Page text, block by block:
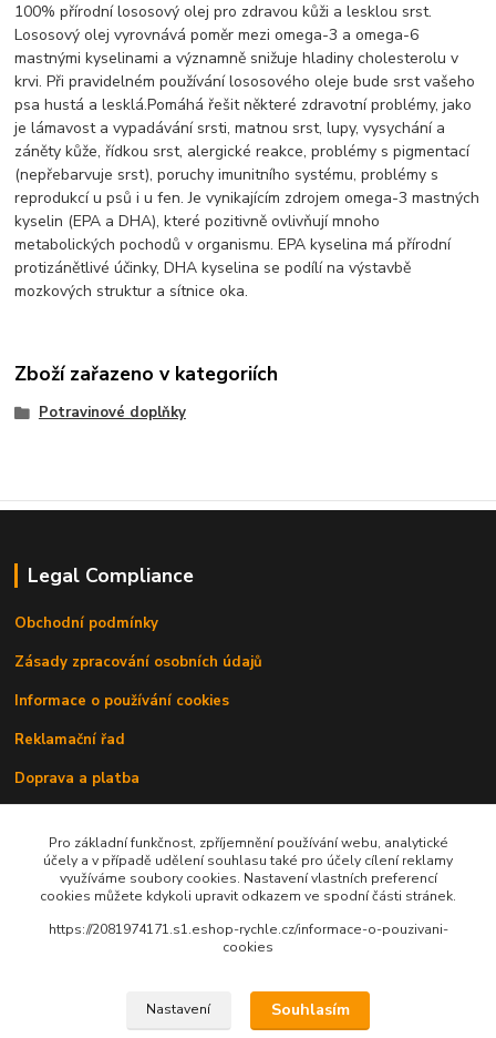
100% přírodní lososový olej pro zdravou kůži a lesklou srst.
Lososový olej vyrovnává poměr mezi omega-3 a omega-6
mastnými kyselinami a významně snižuje hladiny cholesterolu v
krvi. Při pravidelném používání lososového oleje bude srst vašeho
psa hustá a lesklá.Pomáhá řešit některé zdravotní problémy, jako
je lámavost a vypadávání srsti, matnou srst, lupy, vysychání a
záněty kůže, řídkou srst, alergické reakce, problémy s pigmentací
(nepřebarvuje srst), poruchy imunitního systému, problémy s
reprodukcí u psů i u fen. Je vynikajícím zdrojem omega-3 mastných
kyselin (EPA a DHA), které pozitivně ovlivňují mnoho
metabolických pochodů v organismu. EPA kyselina má přírodní
protizánětlivé účinky, DHA kyselina se podílí na výstavbě
mozkových struktur a sítnice oka.
Zboží zařazeno v kategoriích
Potravinové doplňky
Legal Compliance
Obchodní podmínky
Zásady zpracování osobních údajů
Informace o používání cookies
Reklamační řad
Doprava a platba
Upravit sběr cookies.
Pro základní funkčnost, zpříjemnění používání webu, analytické
účely a v případě udělení souhlasu také pro účely cílení reklamy
využíváme soubory cookies. Nastavení vlastních preferencí
cookies můžete kdykoli upravit odkazem ve spodní části stránek.
https://2081974171.s1.eshop-rychle.cz/informace-o-pouzivani-
cookies
Nastavení Souhlasím